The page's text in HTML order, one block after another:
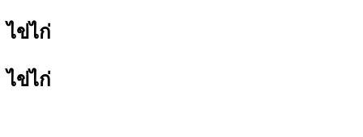
ไข่ไก่
ไข่ไก่